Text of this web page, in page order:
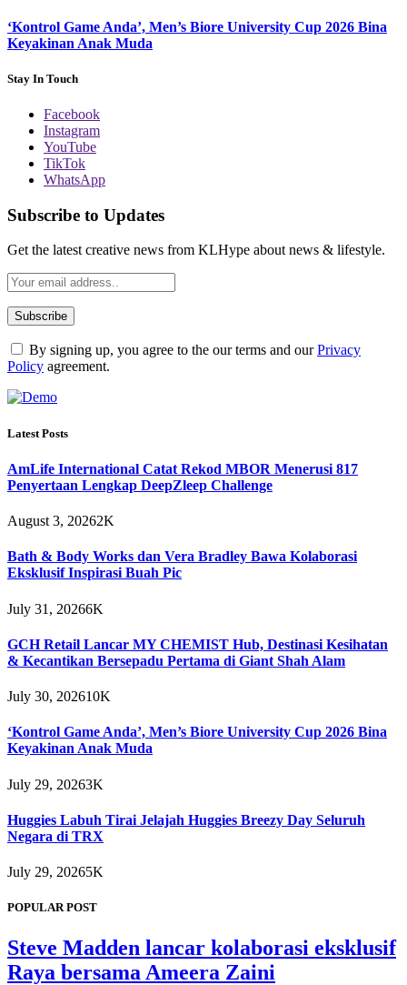
‘Kontrol Game Anda’, Men’s Biore University Cup 2026 Bina
Keyakinan Anak Muda
Stay In Touch
Facebook
Instagram
YouTube
TikTok
WhatsApp
Subscribe to Updates
Get the latest creative news from KLHype about news & lifestyle.
By signing up, you agree to the our terms and ourPrivacy
Policy agreement.
Latest Posts
AmLife International Catat Rekod MBOR Menerusi 817
Penyertaan Lengkap DeepZleep Challenge
August 3, 20262K
Bath & Body Works dan Vera Bradley Bawa Kolaborasi
Eksklusif Inspirasi Buah Pic
July 31, 20266K
GCH Retail Lancar MY CHEMIST Hub, Destinasi Kesihatan
& Kecantikan Bersepadu Pertama di Giant Shah Alam
July 30, 202610K
‘Kontrol Game Anda’, Men’s Biore University Cup 2026 Bina
Keyakinan Anak Muda
July 29, 20263K
Huggies Labuh Tirai Jelajah Huggies Breezy Day Seluruh
Negara di TRX
July 29, 20265K
POPULAR POST
Steve Madden lancar kolaborasi eksklusif
Raya bersama Ameera Zaini